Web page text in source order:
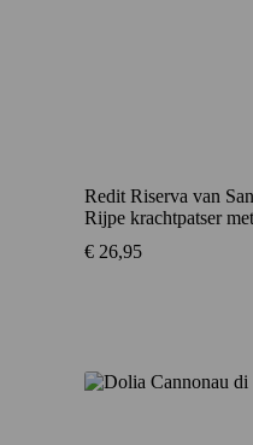
Redit Riserva van
Rijpe krachtpatser
€ 26,95